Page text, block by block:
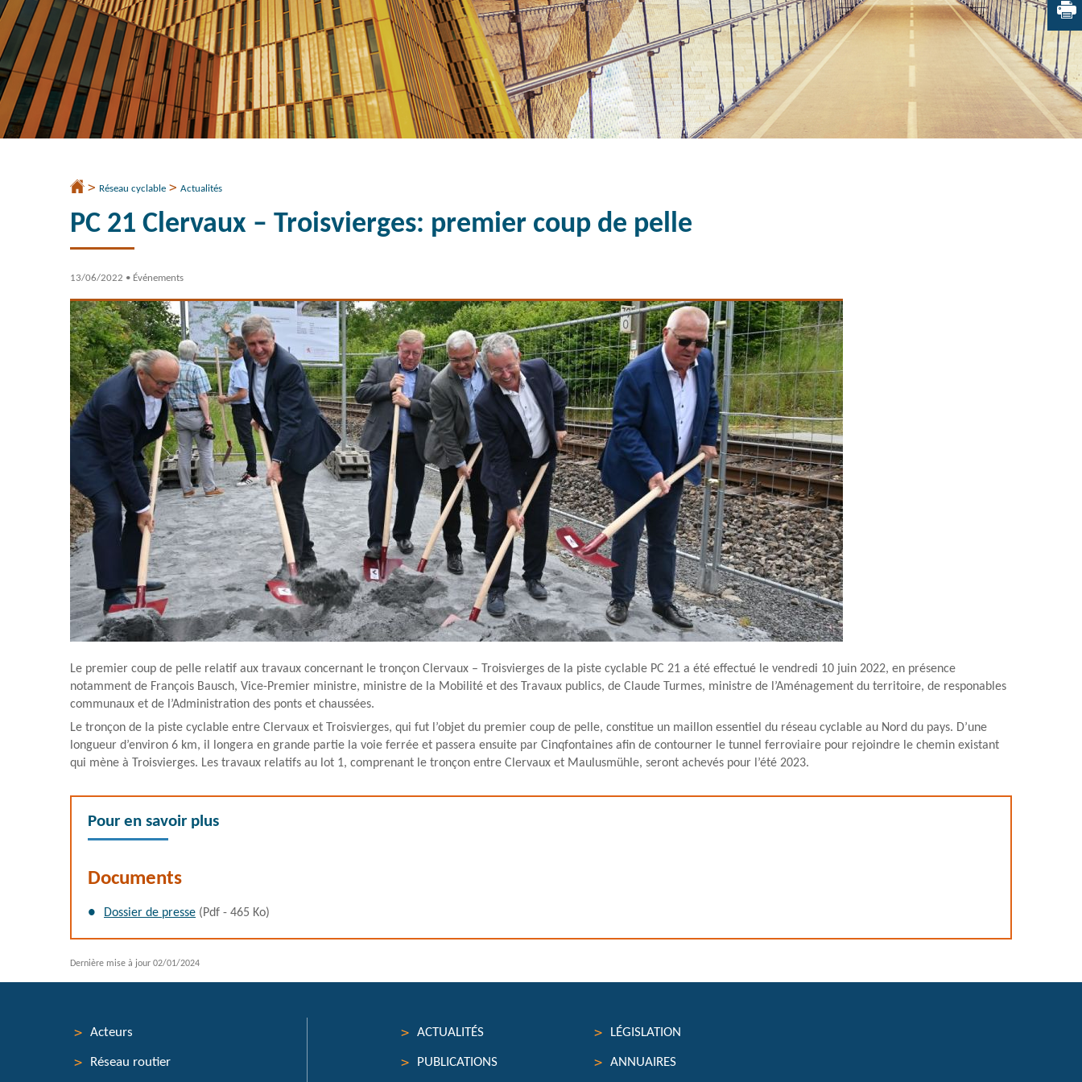
Accueil
> Réseau cyclable > Actualités
PC 21 Clervaux – Troisvierges: premier coup de pelle
13/06/2022 • Événements
Le premier coup de pelle relatif aux travaux concernant le tronçon Clervaux – Troisvierges de la piste cyclable PC 21 a été effectué le vendredi 10 juin 2022, en présence
notamment de François Bausch, Vice-Premier ministre, ministre de la Mobilité et des Travaux publics, de Claude Turmes, ministre de l’Aménagement du territoire, de responables
communaux et de l’Administration des ponts et chaussées.
Le tronçon de la piste cyclable entre Clervaux et Troisvierges, qui fut l’objet du premier coup de pelle, constitue un maillon essentiel du réseau cyclable au Nord du pays. D’une
longueur d’environ 6 km, il longera en grande partie la voie ferrée et passera ensuite par Cinqfontaines afin de contourner le tunnel ferroviaire pour rejoindre le chemin existant
qui mène à Troisvierges. Les travaux relatifs au lot 1, comprenant le tronçon entre Clervaux et Maulusmühle, seront achevés pour l’été 2023.
Pour en savoir plus
Documents
Dossier de presse (Pdf - 465 Ko)
Dernière mise à jour 02/01/2024
Menu
Acteurs
Réseau routier
ACTUALITÉS
PUBLICATIONS
LÉGISLATION
ANNUAIRES